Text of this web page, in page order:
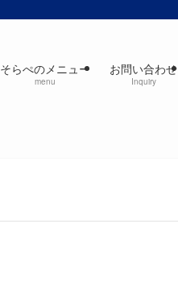
そらぺのメニュー
menu
お問い合わせ
Inquiry